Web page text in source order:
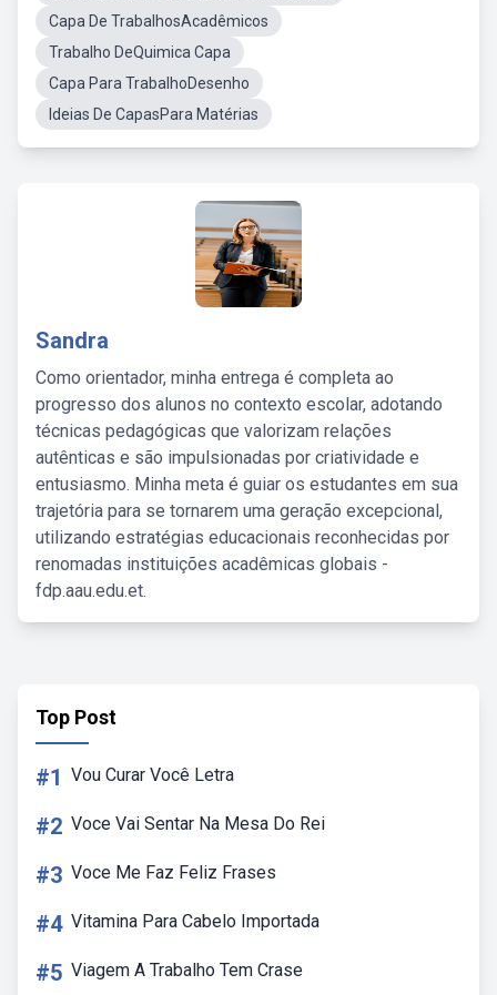
Capa De TrabalhosAcadêmicos
Trabalho DeQuimica Capa
Capa Para TrabalhoDesenho
Ideias De CapasPara Matérias
Sandra
Como orientador, minha entrega é completa ao
progresso dos alunos no contexto escolar, adotando
técnicas pedagógicas que valorizam relações
autênticas e são impulsionadas por criatividade e
entusiasmo. Minha meta é guiar os estudantes em sua
trajetória para se tornarem uma geração excepcional,
utilizando estratégias educacionais reconhecidas por
renomadas instituições acadêmicas globais -
fdp.aau.edu.et.
Top Post
#1 Vou Curar Você Letra
#2 Voce Vai Sentar Na Mesa Do Rei
#3 Voce Me Faz Feliz Frases
#4 Vitamina Para Cabelo Importada
#5 Viagem A Trabalho Tem Crase